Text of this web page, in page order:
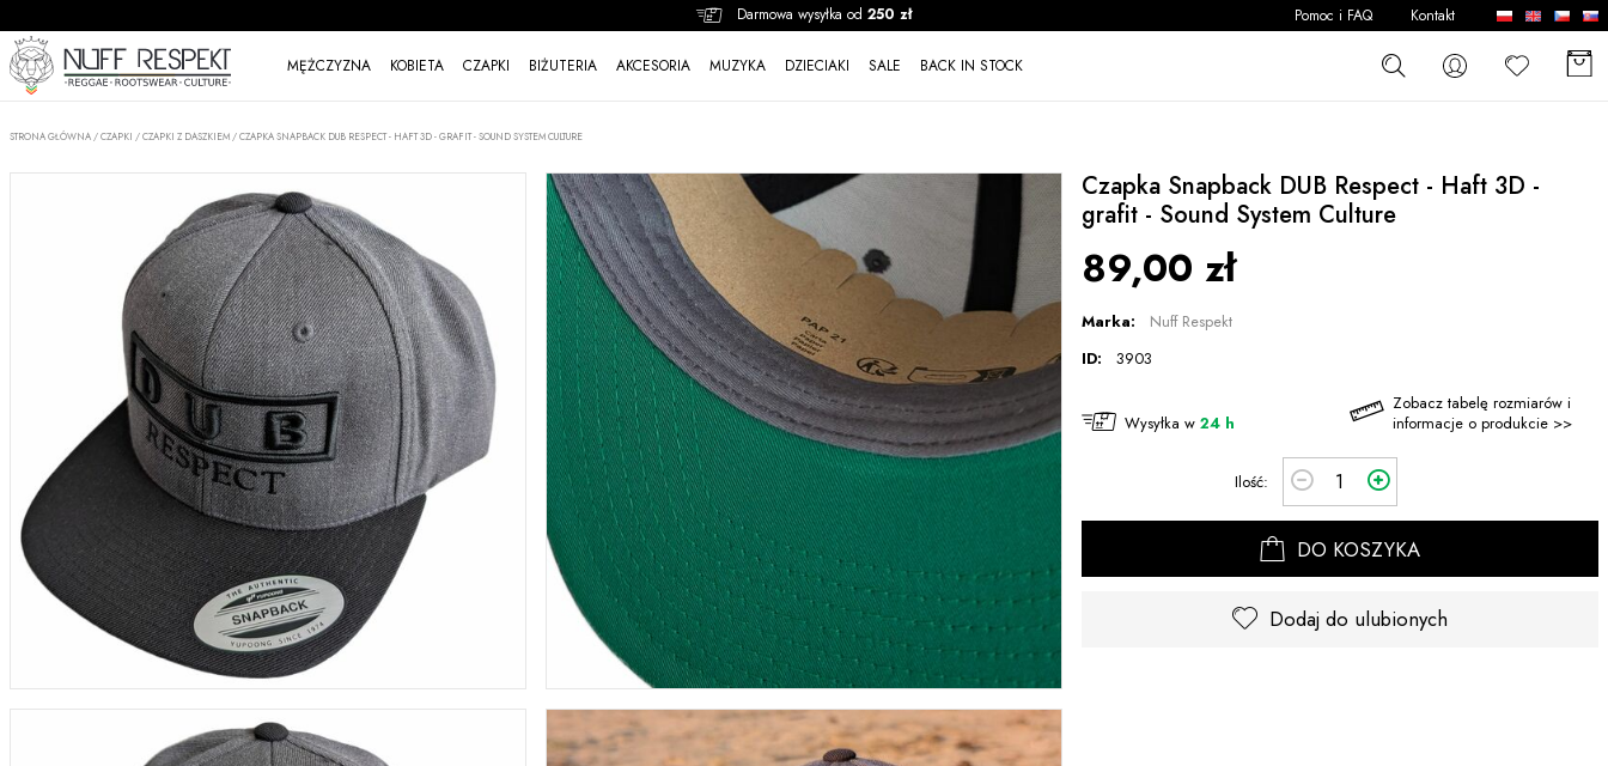
Darmowa wysyłka od 250 zł
MĘŻCZYZNA KOBIETA CZAPKI BIŻUTERIA AKCESORIA MUZYKA DZIECIAKI SALE BACK IN STOCK
Pomoc i FAQ Kontakt
STRONA GŁÓWNA /CZAPKI /CZAPKI Z DASZKIEM /CZAPKA SNAPBACK DUB RESPECT - HAFT 3D - GRAFIT - SOUND SYSTEM CULTURE
Czapka Snapback DUB Respect - Haft 3D -
grafit - Sound System Culture
89,00 zł
Marka:
Nuff Respekt
ID:
3903
Wysyłka w 24 h
Zobacz tabelę rozmiarów i
informacje o produkcie >>
Ilość:
DO KOSZYKA
Dodaj do ulubionych